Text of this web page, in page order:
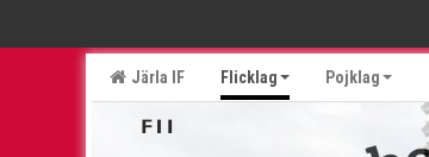
Järla IF Flicklag Pojklag